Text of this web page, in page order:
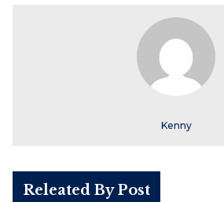
Kenny
Releated By Post